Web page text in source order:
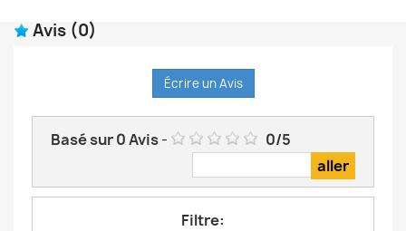
Avis (0)
Écrire un Avis
Basé sur0Avis- 0/5
Filtre: